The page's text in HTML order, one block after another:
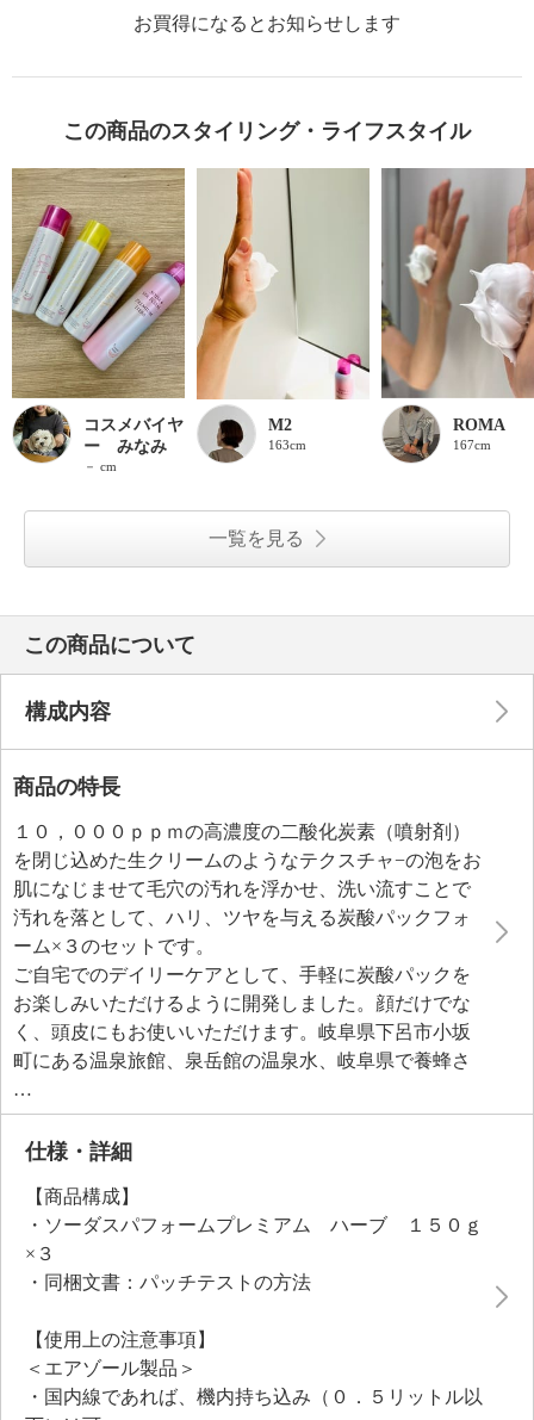
お買得になるとお知らせします
この商品のスタイリング・ライフスタイル
コスメバイヤ
ー みなみ
－ cm
M2
163cm
ROMA
167cm
一覧を見る
この商品について
構成内容
商品の特長
１０，０００ｐｐｍの高濃度の二酸化炭素（噴射剤）
を閉じ込めた生クリームのようなテクスチャ−の泡をお
肌になじませて毛穴の汚れを浮かせ、洗い流すことで
汚れを落として、ハリ、ツヤを与える炭酸パックフォ
ーム×３のセットです。
ご自宅でのデイリーケアとして、手軽に炭酸パックを
お楽しみいただけるように開発しました。顔だけでな
く、頭皮にもお使いいただけます。岐阜県下呂市小坂
町にある温泉旅館、泉岳館の温泉水、岐阜県で養蜂さ
れたハチミツ、香川県小豆島のオリーブ農家で育てら
れたオリーブ葉エキス、ビタミンＣ誘導体（リン酸ア
スコルビルＭｇ）といったこだわりの美容成分を配合
保ちます。
仕様・詳細
【商品構成】
・ソーダスパフォームプレミアム ハーブ １５０ｇ
×３
・同梱文書：パッチテストの方法
【使用上の注意事項】
＜エアゾール製品＞
・国内線であれば、機内持ち込み（０．５リットル以